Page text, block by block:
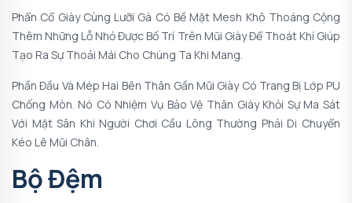
Phẩn Cổ Giày Cùng Lưỡi Gà Có Bề Mặt Mesh Khô Thoáng Cộng
Thêm Những Lỗ Nhỏ Được Bố Trí Trên Mũi Giày Để Thoát Khí Giúp
Tạo Ra Sự Thoải Mái Cho Chúng Ta Khi Mang.
Phần Đầu Và Mép Hai Bên Thân Gần Mũi Giày Có Trang Bị Lớp PU
Chống Mòn. Nó Có Nhiệm Vụ Bảo Vệ Thân Giày Khỏi Sự Ma Sát
Với Mặt Sân Khi Người Chơi Cầu Lông Thường Phải Di Chuyển
Kéo Lê Mũi Chân.
Bộ Đệm